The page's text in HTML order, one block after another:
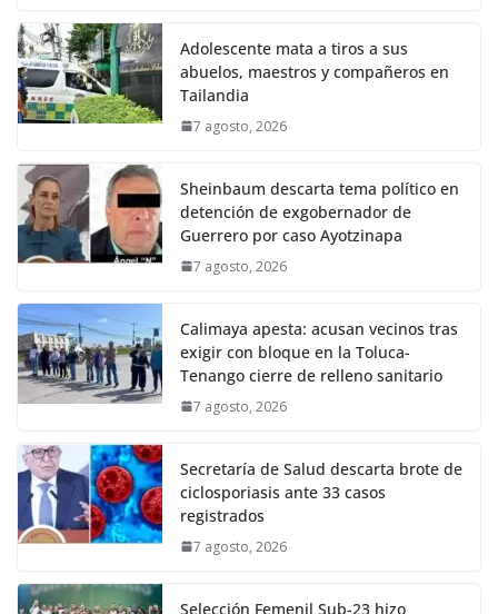
Adolescente mata a tiros a sus
abuelos, maestros y compañeros en
Tailandia
7 agosto, 2026
Sheinbaum descarta tema político en
detención de exgobernador de
Guerrero por caso Ayotzinapa
7 agosto, 2026
Calimaya apesta: acusan vecinos tras
exigir con bloque en la Toluca-
Tenango cierre de relleno sanitario
7 agosto, 2026
Secretaría de Salud descarta brote de
ciclosporiasis ante 33 casos
registrados
7 agosto, 2026
Selección Femenil Sub-23 hizo